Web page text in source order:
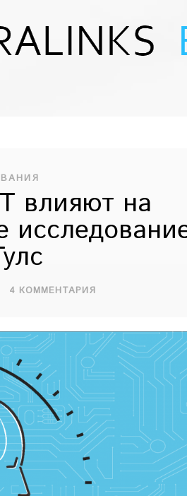
влияют на
4 КОММЕНТАРИЯ